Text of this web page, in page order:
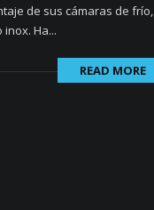
de sus cámaras de frío,
Ha...
READ MORE